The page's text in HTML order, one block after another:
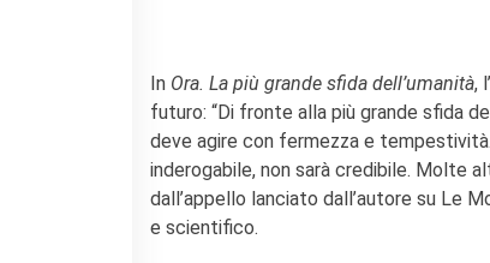
In Ora. La più grande sfida dell’umanità,
futuro: “Di fronte alla più grande sfida
deve agire con fermezza e
inderogabile, non sarà credibile. Molte
dall’appello lanciato dall’autore su Le
e scientifico.